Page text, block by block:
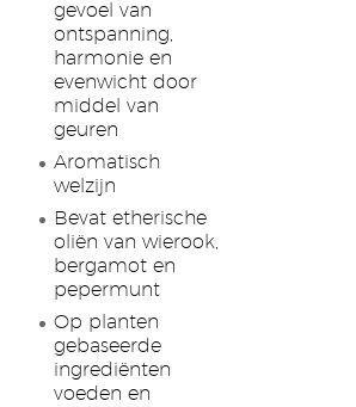
gevoel van
ontspanning,
harmonie en
evenwicht door
middel van
geuren
Aromatisch
welzijn
Bevat etherische
oliën van wierook,
bergamot en
pepermunt
Op planten
gebaseerde
ingrediënten
voeden en